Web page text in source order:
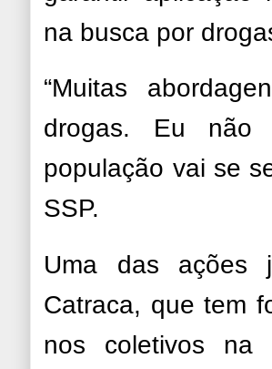
na busca por
“Muitas
drogas. Eu não
população vai se
SSP.
Uma das ações
Catraca, que tem
nos coletivos na